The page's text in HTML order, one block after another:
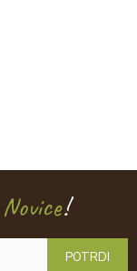
!
POTRDI